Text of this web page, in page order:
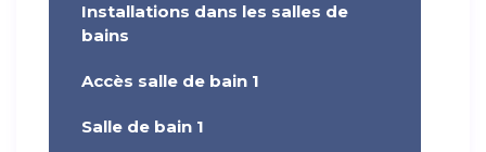
Installations dans les salles de
bains
Accès salle de bain 1
Salle de bain 1